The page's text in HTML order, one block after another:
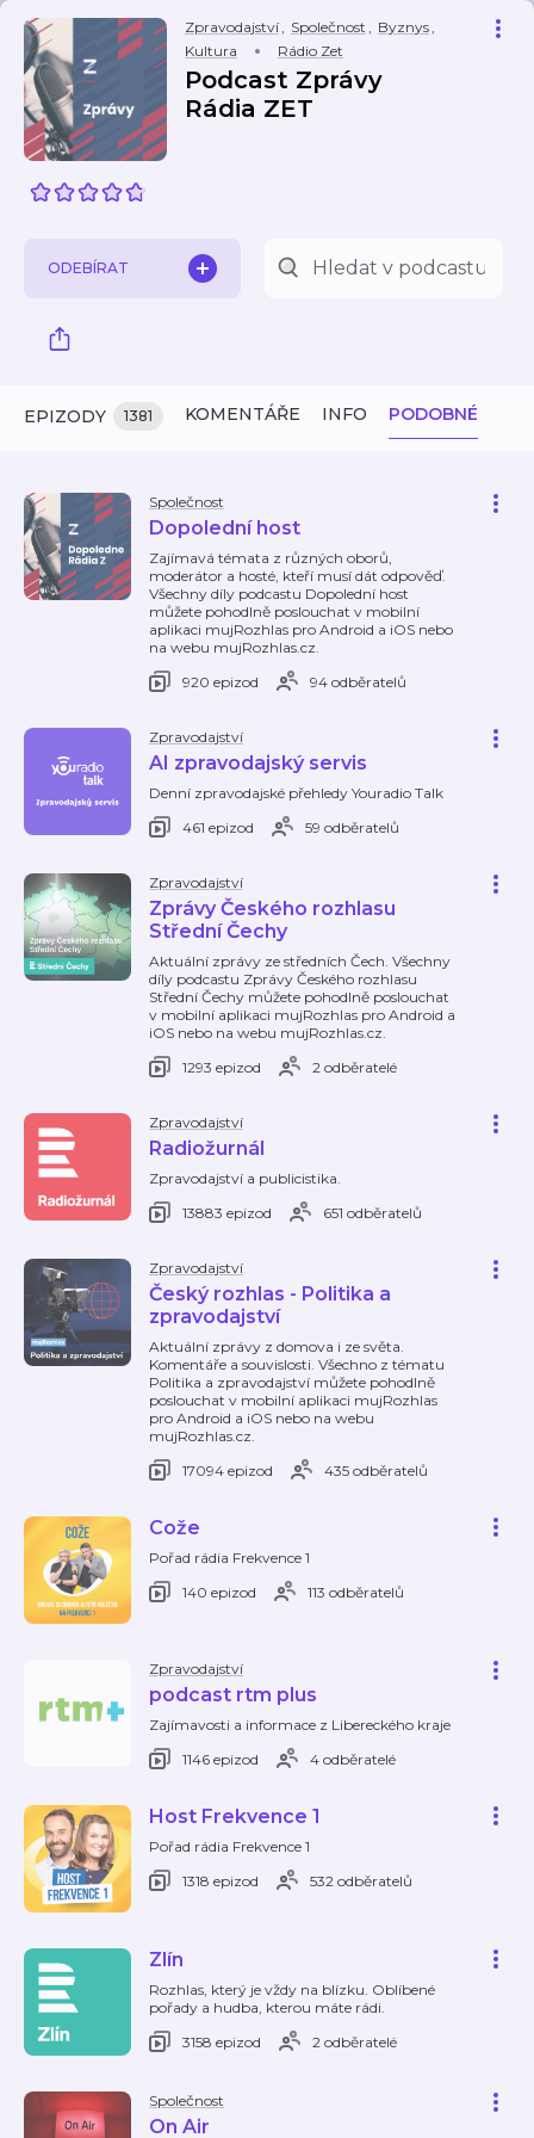
Zpravodajství, Společnost , Byznys,
Kultura
Rádio Zet
Podcast Zprávy
Rádia ZET
ODEBÍRAT
EPIZODY 1381 KOMENTÁŘE INFO PODOBNÉ
Společnost
Dopolední host
Zajímavá témata z různých oborů,
moderátor a hosté, kteří musí dát odpověď.
Všechny díly podcastu Dopolední host
můžete pohodlně poslouchat v mobilní
aplikaci mujRozhlas pro Android a iOS nebo
na webu mujRozhlas.cz.
920 epizod
94 odběratelů
Zpravodajství
AI zpravodajský servis
Denní zpravodajské přehledy Youradio Talk
461 epizod
59 odběratelů
Zpravodajství
Zprávy Českého rozhlasu
Střední Čechy
Aktuální zprávy ze středních Čech. Všechny
díly podcastu Zprávy Českého rozhlasu
Střední Čechy můžete pohodlně poslouchat
v mobilní aplikaci mujRozhlas pro Android a
iOS nebo na webu mujRozhlas.cz.
1293 epizod
2 odběratelé
Zpravodajství
Radiožurnál
Zpravodajství a publicistika.
13883 epizod
651 odběratelů
Zpravodajství
Český rozhlas - Politika a
zpravodajství
Aktuální zprávy z domova i ze světa.
Komentáře a souvislosti. Všechno z tématu
Politika a zpravodajství můžete pohodlně
poslouchat v mobilní aplikaci mujRozhlas
pro Android a iOS nebo na webu
mujRozhlas.cz.
17094 epizod
435 odběratelů
Cože
Pořad rádia Frekvence 1
140 epizod
113 odběratelů
Zpravodajství
podcast rtm plus
Zajímavosti a informace z Libereckého kraje
1146 epizod
4 odběratelé
Host Frekvence 1
Pořad rádia Frekvence 1
1318 epizod
532 odběratelů
Zlín
Rozhlas, který je vždy na blízku. Oblíbené
pořady a hudba, kterou máte rádi.
3158 epizod
2 odběratelé
Společnost
On Air